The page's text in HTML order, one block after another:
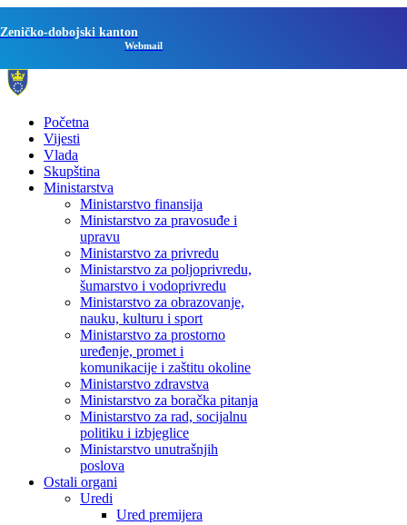
Zeničko-dobojski kanton
Webmail
Početna
Vijesti
Vlada
Skupština
Ministarstva
Ministarstvo finansija
Ministarstvo za pravosuđe i
upravu
Ministarstvo za privredu
Ministarstvo za poljoprivredu,
šumarstvo i vodoprivredu
Ministarstvo za obrazovanje,
nauku, kulturu i sport
Ministarstvo za prostorno
uređenje, promet i
komunikacije i zaštitu okoline
Ministarstvo zdravstva
Ministarstvo za boračka pitanja
Ministarstvo za rad, socijalnu
politiku i izbjeglice
Ministarstvo unutrašnjih
poslova
Ostali organi
Uredi
Ured premijera